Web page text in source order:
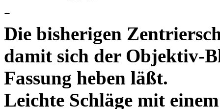
-
Die bisherigen
damit sich der Objektiv-
Fassung heben läßt.
Leichte Schläge mit